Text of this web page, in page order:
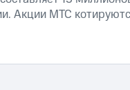
Акции МТС